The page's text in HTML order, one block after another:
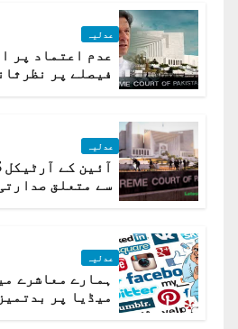
عدلیہ
عدم اعتماد پر
فیصلے پر
عدلیہ
سے متعلق
عدلیہ
ہمارے معاشرے
میڈیا پر